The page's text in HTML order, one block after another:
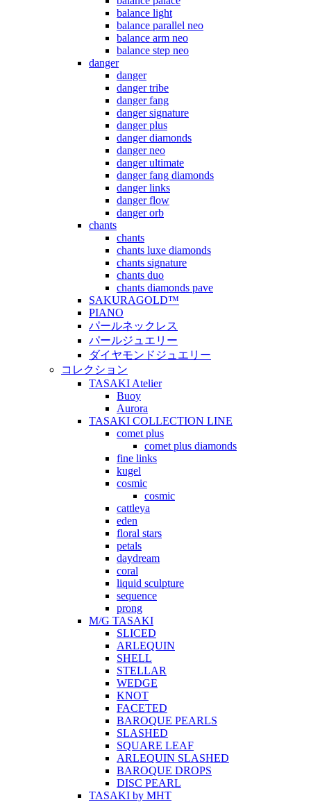
balance light
balance parallel neo
balance arm neo
balance step neo
danger
danger
danger tribe
danger fang
danger signature
danger plus
danger diamonds
danger neo
danger ultimate
danger fang diamonds
danger links
danger flow
danger orb
chants
chants
chants luxe diamonds
chants signature
chants duo
chants diamonds pave
SAKURAGOLD™
PIANO
パールネックレス
パールジュエリー
ダイヤモンドジュエリー
コレクション
TASAKI Atelier
Buoy
Aurora
TASAKI COLLECTION LINE
comet plus
comet plus diamonds
fine links
kugel
cosmic
cosmic
cattleya
eden
floral stars
petals
daydream
coral
liquid sculpture
sequence
prong
M/G TASAKI
SLICED
ARLEQUIN
SHELL
STELLAR
WEDGE
KNOT
FACETED
BAROQUE PEARLS
SLASHED
SQUARE LEAF
ARLEQUIN SLASHED
BAROQUE DROPS
DISC PEARL
TASAKI by MHT